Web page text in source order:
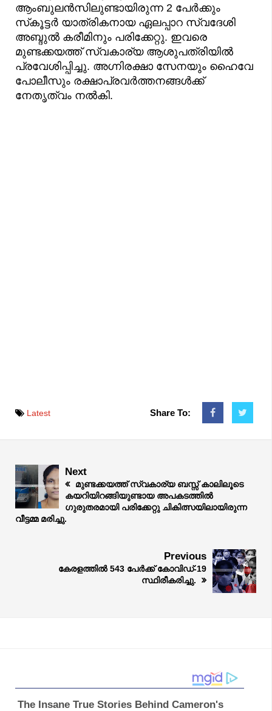
ആംബുലൻസിലുണ്ടായിരുന്ന 2 പേർക്കും
സ്‌കൂട്ടർ യാത്രികനായ ഏലപ്പാറ സ്വദേശി
അബ്ദുൽ കരീമിനും പരിക്കേറ്റു. ഇവരെ
മുണ്ടക്കയത്ത് സ്വകാര്യ ആശുപത്രിയിൽ
പ്രവേശിപ്പിച്ചു. അഗ്നിരക്ഷാ സേനയും ഹൈവേ
പോലീസും രക്ഷാപ്രവർത്തനങ്ങൾക്ക്
നേതൃത്വം നൽകി.
Latest Share To:
Next
മുണ്ടക്കയത്ത് സ്വകാര്യ ബസ്സ് കാലിലൂടെ
കയറിയിറങ്ങിയുണ്ടായ അപകടത്തിൽ
ഗുരുതരമായി പരിക്കേറ്റു ചികിത്സയിലായിരുന്ന
വീട്ടമ്മ മരിച്ചു.
Previous
കേരളത്തില്‍ 543 പേര്‍ക്ക് കോവിഡ്-19
സ്ഥിരീകരിച്ചു.